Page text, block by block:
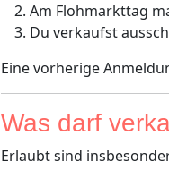
Am Flohmarkttag
Du verkaufst
Eine vorherige
Was darf
Erlaubt sind